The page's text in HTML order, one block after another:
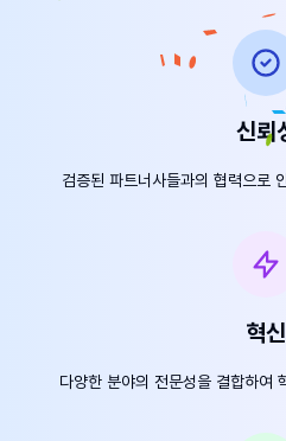
신뢰
검증된 파트너사들과의 협력으로
혁신
다양한 분야의 전문성을 결합하여